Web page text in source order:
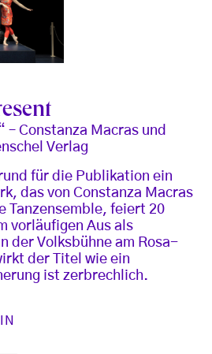
– Constanza Macras und
Verlag
für die Publikation ein
das von Constanza Macras
Tanzensemble, feiert 20
vorläufigen Aus als
der Volksbühne am Rosa-
der Titel wie ein
ist zerbrechlich.